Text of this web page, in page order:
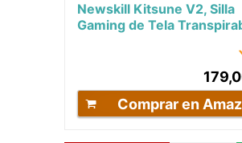
Newskill Kitsune V2, Silla
Gaming de Tela
Comprar en